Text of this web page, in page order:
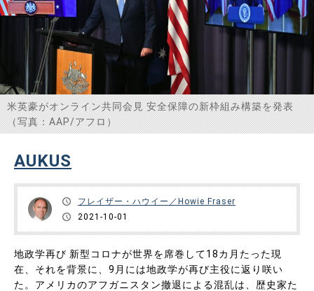
米英豪がオンライン共同会見 安全保障の新枠組み構築を発表
（写真：AAP/アフロ）
AUKUS
フレイザー・ハウイー／Howie Fraser
2021-10-01
地政学再び 新型コロナが世界を席巻して18カ月たった現
在、それを背景に、9月には地政学が再び主役に返り咲い
た。アメリカのアフガニスタン撤退による混乱は、歴史家た